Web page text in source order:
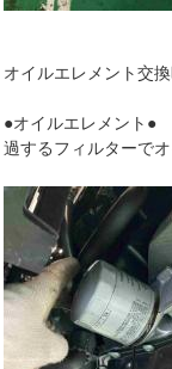
オイルエレメント交
●オイルエレメント●
過するフィルターで